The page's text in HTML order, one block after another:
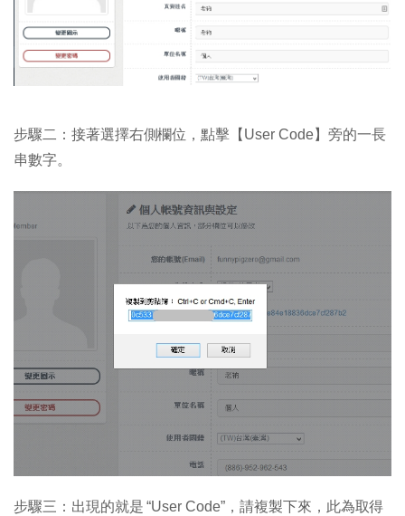
步驟二：接著選擇右側欄位，點擊【User Code】旁的一長
串數字。
步驟三：出現的就是 “User Code”，請複製下來，此為取得